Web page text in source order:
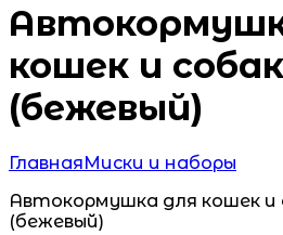
кошек и собак
(бежевый)
ГлавнаяМиски и наборы
Автокормушка для кошек и
(бежевый)